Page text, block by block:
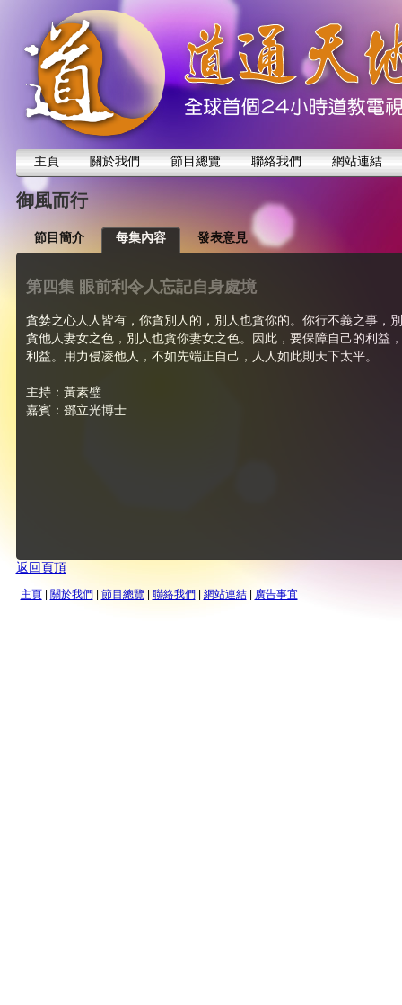
主頁 關於我們 節目總覽 聯絡我們 網站連結
御風而行
節目簡介 每集內容 發表意見
第四集 眼前利令人忘記自身處境
貪婪之心人人皆有，你貪別人的，別人也貪你的。你行不義之事，
貪他人妻女之色，別人也貪你妻女之色。因此，要保障自己的利益
利益。用力侵凌他人，不如先端正自己，人人如此則天下太平。
主持：黃素璧
嘉賓：鄧立光博士
返回頁頂
主頁| 關於我們| 節目總覽| 聯絡我們| 網站連結| 廣告事宜